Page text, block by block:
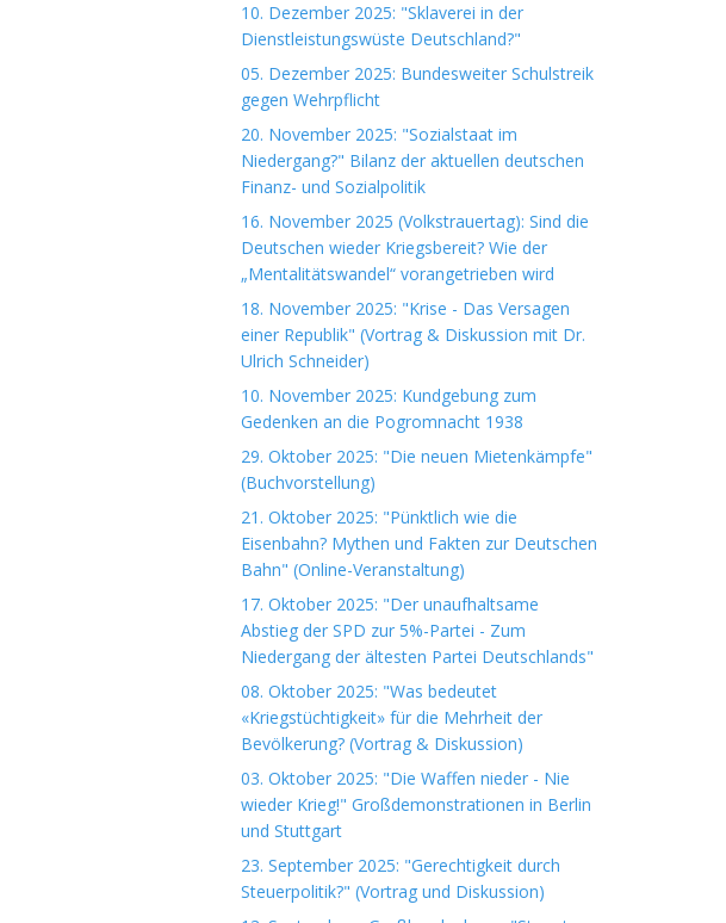
10. Dezember 2025: "Sklaverei in der
Dienstleistungswüste Deutschland?"
05. Dezember 2025: Bundesweiter Schulstreik
gegen Wehrpflicht
20. November 2025: "Sozialstaat im
Niedergang?" Bilanz der aktuellen deutschen
Finanz- und Sozialpolitik
16. November 2025 (Volkstrauertag): Sind die
Deutschen wieder Kriegsbereit? Wie der
„Mentalitätswandel“ vorangetrieben wird
18. November 2025: "Krise - Das Versagen
einer Republik" (Vortrag & Diskussion mit Dr.
Ulrich Schneider)
10. November 2025: Kundgebung zum
Gedenken an die Pogromnacht 1938
29. Oktober 2025: "Die neuen Mietenkämpfe"
(Buchvorstellung)
21. Oktober 2025: "Pünktlich wie die
Eisenbahn? Mythen und Fakten zur Deutschen
Bahn" (Online-Veranstaltung)
17. Oktober 2025: "Der unaufhaltsame
Abstieg der SPD zur 5%-Partei - Zum
Niedergang der ältesten Partei Deutschlands"
08. Oktober 2025: "Was bedeutet
«Kriegstüchtigkeit» für die Mehrheit der
Bevölkerung? (Vortrag & Diskussion)
03. Oktober 2025: "Die Waffen nieder - Nie
wieder Krieg!" Großdemonstrationen in Berlin
und Stuttgart
23. September 2025: "Gerechtigkeit durch
Steuerpolitik?" (Vortrag und Diskussion)